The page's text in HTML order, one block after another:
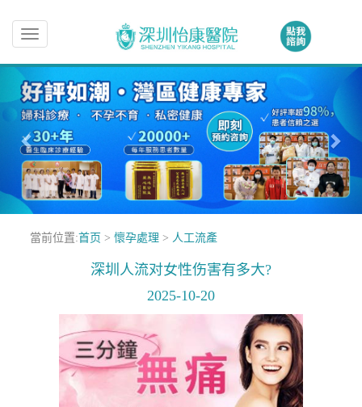
Toggle
navigation
當前位置:首页 > 懷孕處理 > 人工流產
深圳人流对女性伤害有多大?
2025-10-20